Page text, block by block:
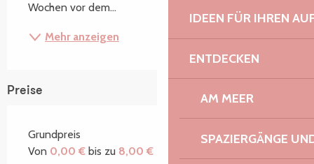
IDEEN FÜR IHREN
ENTDECKEN
AM MEER
SPAZIERGÄNGE
Wochen vor dem...
Mehr anzeigen
Preise
Grundpreis
Von 0,00 € bis zu 8,00 €